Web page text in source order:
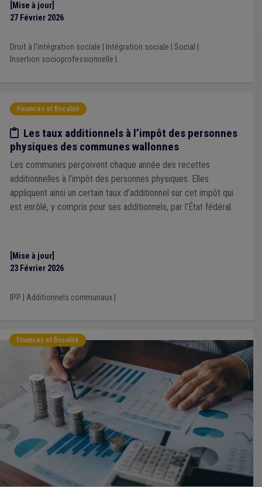
[Mise à jour]
27 Février 2026
Droit à l'intégration sociale Intégration sociale Social
Insertion socioprofessionnelle
Finances et fiscalité
Etude/chiffres
Les taux additionnels à l’impôt des personnes
physiques des communes wallonnes
Les communes perçoivent chaque année des recettes
additionnelles à l’impôt des personnes physiques. Elles
appliquent ainsi un certain taux d’additionnel sur cet impôt qui
est enrôlé, y compris pour ses additionnels, par l’État fédéral.
[Mise à jour]
23 Février 2026
IPP Additionnels communaux|
Finances et fiscalité